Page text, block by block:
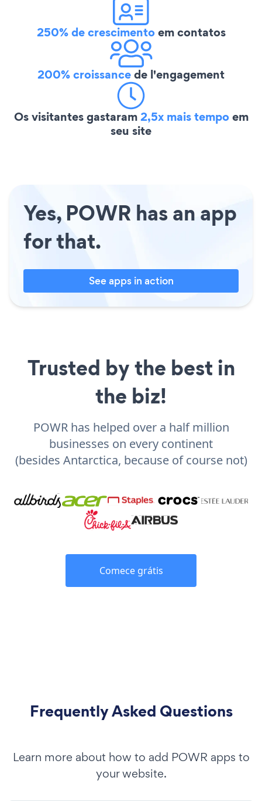
250% de crescimentoem contatos
200% croissancede l'engagement
Os visitantes gastaram2,5x mais tempoem
seu site
Yes, POWR has an app
for that.
See apps in action
Trusted by the best in
the biz!
POWR has helped over a half million
businesses on every continent
(besides Antarctica, because of course not)
Comece grátis
Frequently Asked Questions
Learn more about how to add POWR apps to
your website.